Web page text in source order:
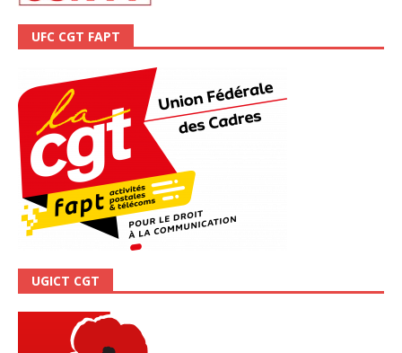
UFC CGT FAPT
UGICT CGT